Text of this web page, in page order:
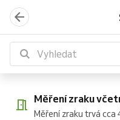
zraku
včetně
zdravotního
screeningu
Měření zraku
Měření zraku trvá
multifokálních
brýlí
při
výběru
brýlových
obrub,
zejména
sportovních
aplikace
kontaktních
čoček
kontaktních
čoček
zraku
nositelů
kontaktních
čoček
aplikace
multifokálních
kontaktních
čoček
pro
vidění
na